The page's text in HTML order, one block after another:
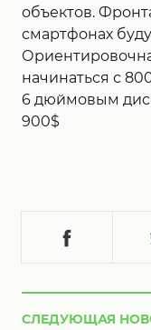
объектов.
смартфонах
начинаться с
6 дюймовым
900$
СЛЕДУЮЩАЯ